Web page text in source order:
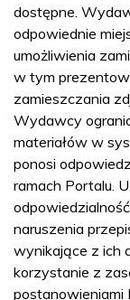
dostępne.
odpowiednie
umożliwienia
w tym
zamieszczania
Wydawcy
materiałów w
ponosi
ramach Portalu.
naruszenia
wynikające z ich
korzystanie z
postanowieniami